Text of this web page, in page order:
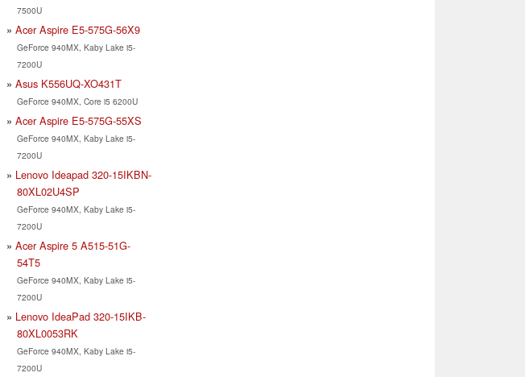
7500U
Acer Aspire E5-575G-56X9
GeForce 940MX, Kaby Lake i5-
7200U
Asus K556UQ-XO431T
GeForce 940MX, Core i5 6200U
Acer Aspire E5-575G-55XS
GeForce 940MX, Kaby Lake i5-
7200U
Lenovo Ideapad 320-15IKBN-
80XL02U4SP
GeForce 940MX, Kaby Lake i5-
7200U
Acer Aspire 5 A515-51G-
54T5
GeForce 940MX, Kaby Lake i5-
7200U
Lenovo IdeaPad 320-15IKB-
80XL0053RK
GeForce 940MX, Kaby Lake i5-
7200U